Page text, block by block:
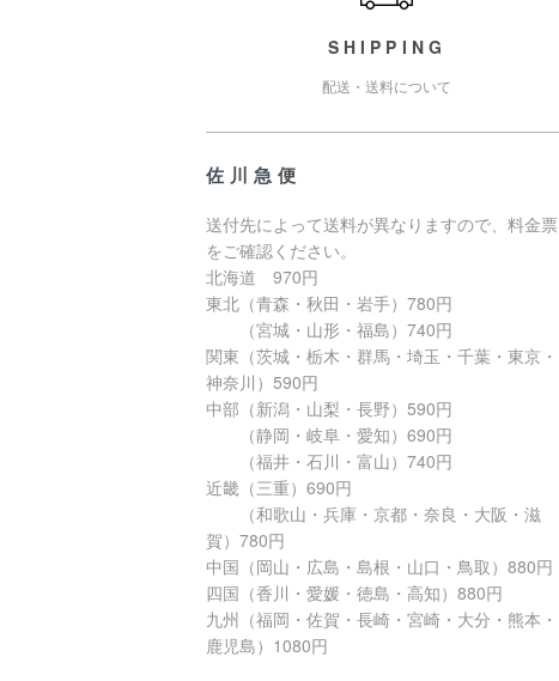
SHIPPING
配送・送料について
佐川急便
送付先によって送料が異なりますので、料金票
をご確認ください。
北海道 970円
東北（青森・秋田・岩手）780円
（宮城・山形・福島）740円
関東（茨城・栃木・群馬・埼玉・千葉・東京・
神奈川）590円
中部（新潟・山梨・長野）590円
（静岡・岐阜・愛知）690円
（福井・石川・富山）740円
近畿（三重）690円
（和歌山・兵庫・京都・奈良・大阪・滋
賀）780円
中国（岡山・広島・島根・山口・鳥取）880円
四国（香川・愛媛・徳島・高知）880円
九州（福岡・佐賀・長崎・宮崎・大分・熊本・
鹿児島）1080円